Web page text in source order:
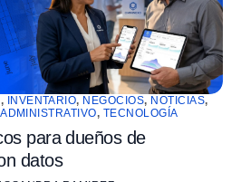
, INVENTARIO, NEGOCIOS, NOTICIAS,
, TECNOLOGÍA
para dueños de
datos